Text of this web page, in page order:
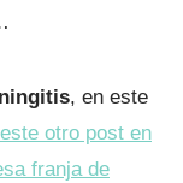
, en este
este otro post en
franja de